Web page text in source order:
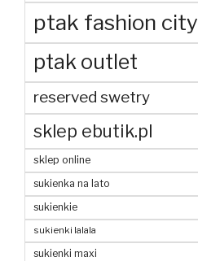
ptak fashion city
ptak outlet
reserved swetry
sklep ebutik.pl
sklep online
sukienka na lato
sukienkie
sukienki lalala
sukienki maxi